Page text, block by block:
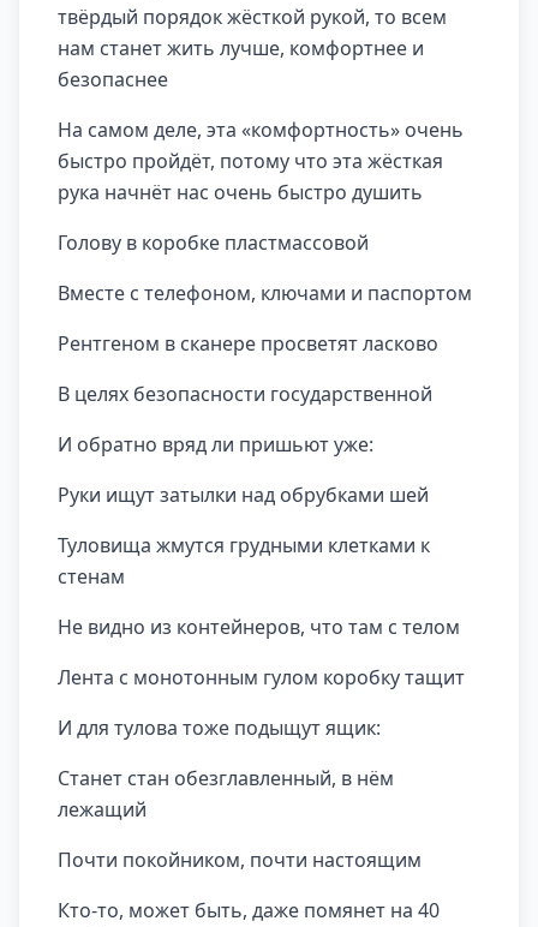
твёрдый порядок жёсткой рукой, то всем
нам станет жить лучше, комфортнее и
безопаснее
На самом деле, эта «комфортность» очень
быстро пройдёт, потому что эта жёсткая
рука начнёт нас очень быстро душить
Голову в коробке пластмассовой
Вместе с телефоном, ключами и паспортом
Рентгеном в сканере просветят ласково
В целях безопасности государственной
И обратно вряд ли пришьют уже:
Руки ищут затылки над обрубками шей
Туловища жмутся грудными клетками к
стенам
Не видно из контейнеров, что там с телом
Лента с монотонным гулом коробку тащит
И для тулова тоже подыщут ящик:
Станет стан обезглавленный, в нём
лежащий
Почти покойником, почти настоящим
Кто-то, может быть, даже помянет на 40